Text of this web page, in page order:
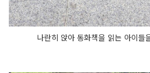
나란히 앉아 동화책을 읽는 아이